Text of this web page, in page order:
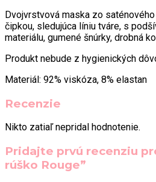
Dvojvrstvová maska ​​zo
čipkou, sledujúca líniu tváre, s
materiálu, gumené šnúrky, drobná
Produkt nebude z hygienických
Materiál: 92% viskóza, 8% elastan
Recenzie
Nikto zatiaľ nepridal hodnotenie.
Pridajte prvú recenziu
rúško Rouge”